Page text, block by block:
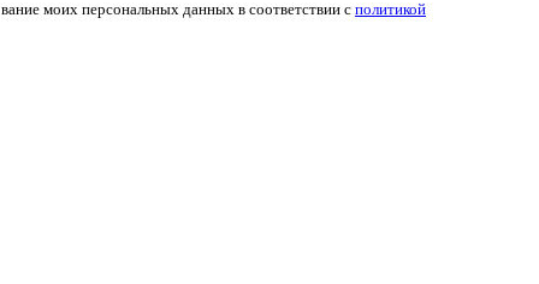
моих персональных данных в соответствии с политикой